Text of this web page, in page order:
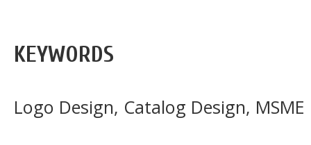
KEYWORDS
Logo Design, Catalog Design,